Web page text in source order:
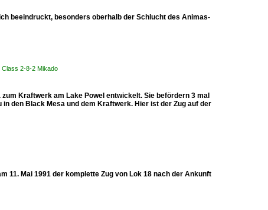
beeindruckt, besonders oberhalb der Schlucht des Animas-
Class 2-8-2 Mikado
Kraftwerk am Lake Powel entwickelt. Sie befördern 3 mal
den Black Mesa und dem Kraftwerk. Hier ist der Zug auf der
11. Mai 1991 der komplette Zug von Lok 18 nach der Ankunft